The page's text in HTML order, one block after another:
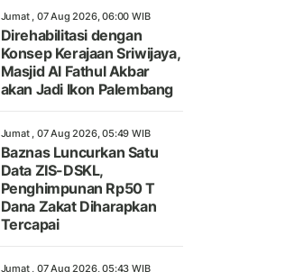
Jumat , 07 Aug 2026, 06:00 WIB
Direhabilitasi dengan
Konsep Kerajaan Sriwijaya,
Masjid Al Fathul Akbar
akan Jadi Ikon Palembang
Jumat , 07 Aug 2026, 05:49 WIB
Baznas Luncurkan Satu
Data ZIS-DSKL,
Penghimpunan Rp50 T
Dana Zakat Diharapkan
Tercapai
Jumat , 07 Aug 2026, 05:43 WIB